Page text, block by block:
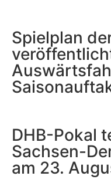
Spielplan
DHB-Pokal
Sachsen-
am 23.